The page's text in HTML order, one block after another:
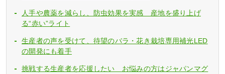
人手や農薬を減らし、防虫効果を実感 産地を盛り上げ
る“赤い”ライト
生産者の声を受けて、待望のバラ・花き栽培専用補光LED
の開発にも着手
挑戦する生産者を応援したい お悩みの方はジャパンマグ